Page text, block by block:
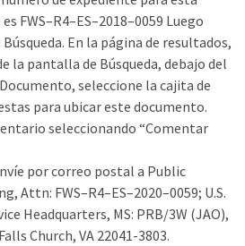
FWS–R4–ES–2018–0059 Luego
En la página de resultados,
la pantalla de Búsqueda, debajo del
seleccione la cajita de
para ubicar este documento.
seleccionando “Comentar
por correo postal a Public
Attn: FWS–R4–ES–2020–0059; U.S.
Headquarters, MS: PRB/3W (JAO),
Church, VA 22041-3803.